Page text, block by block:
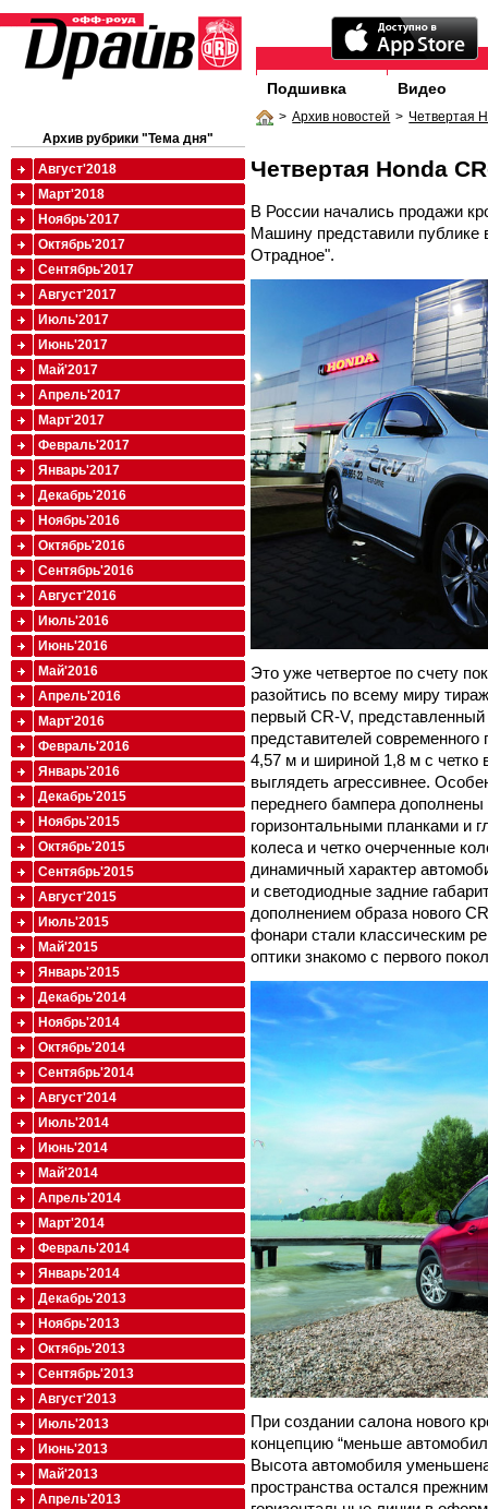
Подшивка Видео
> Архив новостей > Четвертая
Четвертая Honda
В России начались продажи
Машину представили публике
Отрадное".
Это уже четвертое по счету
разойтись по всему миру
первый CR-V,
представителей современного
4,57 м и шириной 1,8 м с
выглядеть агрессивнее.
переднего бампера
горизонтальными планками и
колеса и четко очерченные
динамичный характер
и светодиодные задние
дополнением образа нового
фонари стали классическим
оптики знакомо с первого
При создании салона нового
концепцию “меньше
Высота автомобиля
пространства остался
Архив рубрики "Тема дня"
Август'2018
Март'2018
Ноябрь'2017
Октябрь'2017
Сентябрь'2017
Август'2017
Июль'2017
Июнь'2017
Май'2017
Апрель'2017
Март'2017
Февраль'2017
Январь'2017
Декабрь'2016
Ноябрь'2016
Октябрь'2016
Сентябрь'2016
Август'2016
Июль'2016
Июнь'2016
Май'2016
Апрель'2016
Март'2016
Февраль'2016
Январь'2016
Декабрь'2015
Ноябрь'2015
Октябрь'2015
Сентябрь'2015
Август'2015
Июль'2015
Май'2015
Январь'2015
Декабрь'2014
Ноябрь'2014
Октябрь'2014
Сентябрь'2014
Август'2014
Июль'2014
Июнь'2014
Май'2014
Апрель'2014
Март'2014
Февраль'2014
Январь'2014
Декабрь'2013
Ноябрь'2013
Октябрь'2013
Сентябрь'2013
Август'2013
Июль'2013
Июнь'2013
Май'2013
Апрель'2013